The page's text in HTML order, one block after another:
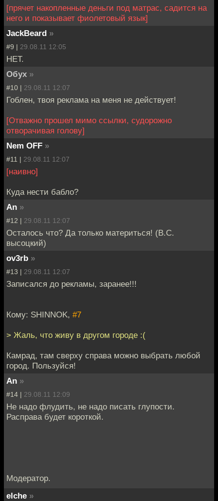
[прячет накопленные деньги под матрас, садится на
него и показывает фиолетовый язык]
JackBeard »
#9 | 29.08.11 12:05
НЕТ.
Обух »
#10 | 29.08.11 12:07
Гоблен, твоя реклама на меня не действует!
[Отважно прошел мимо ссылки, судорожно
отворачивая голову]
Nem OFF »
#11 | 29.08.11 12:07
[наивно]
Куда нести бабло?
An »
#12 | 29.08.11 12:07
Осталось что? Да только материться! (В.С.
высоцкий)
ov3rb »
#13 | 29.08.11 12:07
Записался до рекламы, заранее!!!
Кому: SHINNOK, #7
> Жаль, что живу в другом городе :(
Камрад, там сверху справа можно выбрать любой
город. Пользуйся!
An »
#14 | 29.08.11 12:09
Не надо флудить, не надо писать глупости.
Расправа будет короткой.
Модератор.
elche »